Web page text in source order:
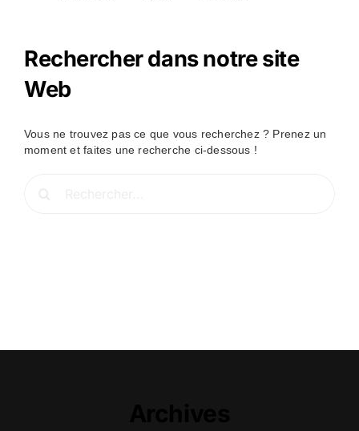
Rechercher dans notre site
Web
Vous ne trouvez pas ce que vous recherchez ? Prenez un
moment et faites une recherche ci-dessous !